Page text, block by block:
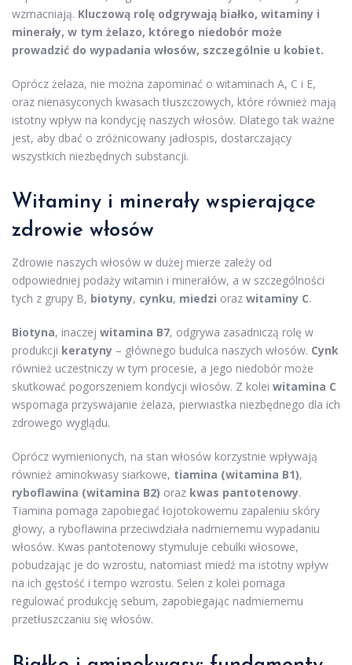
wzmacniają. Kluczową rolę odgrywają białko, witaminy i
minerały, w tym żelazo, którego niedobór może
prowadzić do wypadania włosów, szczególnie u kobiet.
Oprócz żelaza, nie można zapominać o witaminach A, C i E,
oraz nienasyconych kwasach tłuszczowych, które również mają
istotny wpływ na kondycję naszych włosów. Dlatego tak ważne
jest, aby dbać o zróżnicowany jadłospis, dostarczający
wszystkich niezbędnych substancji.
Witaminy i minerały wspierające
zdrowie włosów
Zdrowie naszych włosów w dużej mierze zależy od
odpowiedniej podaży witamin i minerałów, a w szczególności
tych z grupy B, biotyny, cynku, miedzi oraz witaminy C.
Biotyna, inaczej witamina B7, odgrywa zasadniczą rolę w
produkcji keratyny – głównego budulca naszych włosów. Cynk
również uczestniczy w tym procesie, a jego niedobór może
skutkować pogorszeniem kondycji włosów. Z kolei witamina C
wspomaga przyswajanie żelaza, pierwiastka niezbędnego dla ich
zdrowego wyglądu.
Oprócz wymienionych, na stan włosów korzystnie wpływają
również aminokwasy siarkowe, tiamina (witamina B1),
ryboflawina (witamina B2) oraz kwas pantotenowy.
Tiamina pomaga zapobiegać łojotokowemu zapaleniu skóry
głowy, a ryboflawina przeciwdziała nadmiernemu wypadaniu
włosów. Kwas pantotenowy stymuluje cebulki włosowe,
pobudzając je do wzrostu, natomiast miedź ma istotny wpływ
na ich gęstość i tempo wzrostu. Selen z kolei pomaga
regulować produkcję sebum, zapobiegając nadmiernemu
przetłuszczaniu się włosów.